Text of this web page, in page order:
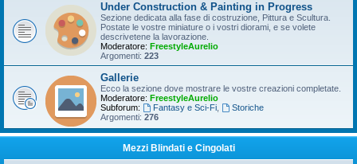
Under Construction & Painting in Progress
Sezione dedicata alla fase di costruzione, Pittura e Scultura.
Postate le vostre miniature o i vostri diorami, e se volete
descrivetene la lavorazione.
Moderatore: FreestyleAurelio
Argomenti: 223
Gallerie
Ecco la sezione dove mostrare le vostre creazioni completate.
Moderatore: FreestyleAurelio
Subforum:
Fantasy e Sci-Fi,
Storiche
Argomenti: 276
Mezzi Blindati e Cingolati